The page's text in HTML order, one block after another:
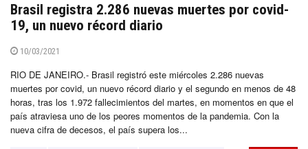
Brasil registra 2.286 nuevas muertes por covid-
19, un nuevo récord diario
10/03/2021
RIO DE JANEIRO.- Brasil registró este miércoles 2.286 nuevas
muertes por covid, un nuevo récord diario y el segundo en menos de 48
horas, tras los 1.972 fallecimientos del martes, en momentos en que el
país atraviesa uno de los peores momentos de la pandemia. Con la
nueva cifra de decesos, el país supera los...